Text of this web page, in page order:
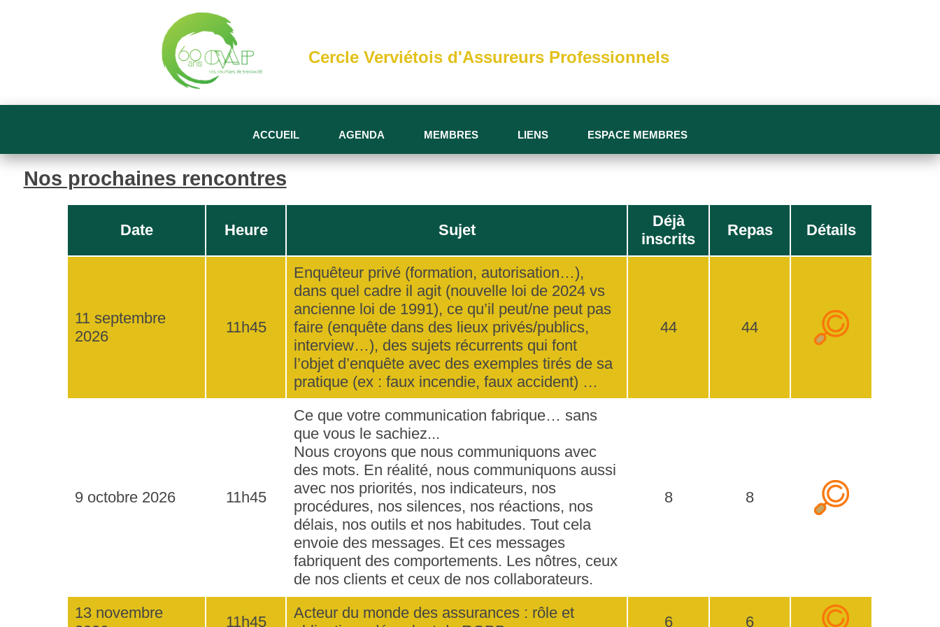
Cercle Verviétois d'Assureurs Professionnels
ACCUEIL AGENDA MEMBRES LIENS ESPACE MEMBRES
Nos prochaines rencontres
Date Heure Sujet
Déjà
inscrits
Repas Détails
11 septembre
2026
11h45
Enquêteur privé (formation, autorisation…),
dans quel cadre il agit (nouvelle loi de 2024 vs
ancienne loi de 1991), ce qu’il peut/ne peut pas
faire (enquête dans des lieux privés/publics,
interview…), des sujets récurrents qui font
l’objet d’enquête avec des exemples tirés de sa
pratique (ex : faux incendie, faux accident) …
44 44
9 octobre 2026 11h45
Ce que votre communication fabrique… sans
que vous le sachiez...
Nous croyons que nous communiquons avec
des mots. En réalité, nous communiquons aussi
avec nos priorités, nos indicateurs, nos
procédures, nos silences, nos réactions, nos
délais, nos outils et nos habitudes. Tout cela
envoie des messages. Et ces messages
fabriquent des comportements. Les nôtres, ceux
de nos clients et ceux de nos collaborateurs.
8 8
13 novembre
11h45
Acteur du monde des assurances : rôle et
6 6